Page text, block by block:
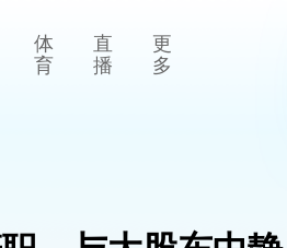
体
育
直
播
更
多